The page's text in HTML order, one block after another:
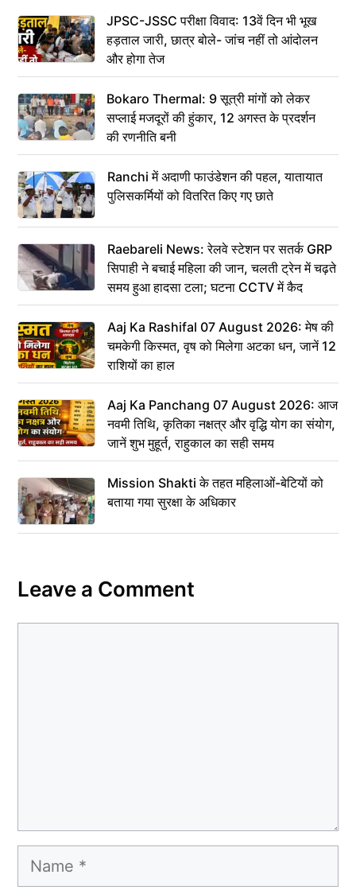
JPSC-JSSC परीक्षा विवाद: 13वें दिन भी भूख
हड़ताल जारी, छात्र बोले- जांच नहीं तो आंदोलन
और होगा तेज
Bokaro Thermal: 9 सूत्री मांगों को लेकर
सप्लाई मजदूरों की हुंकार, 12 अगस्त के प्रदर्शन
की रणनीति बनी
Ranchi में अदाणी फाउंडेशन की पहल, यातायात
पुलिसकर्मियों को वितरित किए गए छाते
Raebareli News: रेलवे स्टेशन पर सतर्क GRP
सिपाही ने बचाई महिला की जान, चलती ट्रेन में चढ़ते
समय हुआ हादसा टला; घटना CCTV में कैद
Aaj Ka Rashifal 07 August 2026: मेष की
चमकेगी किस्मत, वृष को मिलेगा अटका धन, जानें 12
राशियों का हाल
Aaj Ka Panchang 07 August 2026: आज
नवमी तिथि, कृतिका नक्षत्र और वृद्धि योग का संयोग,
जानें शुभ मुहूर्त, राहुकाल का सही समय
Mission Shakti के तहत महिलाओं-बेटियों को
बताया गया सुरक्षा के अधिकार
Leave a Comment
Name